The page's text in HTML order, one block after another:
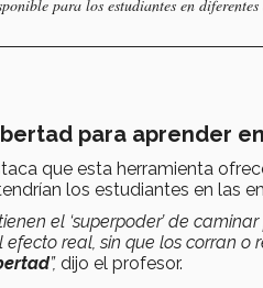
para los estudiantes en
para aprender
que esta herramienta
los estudiantes en las
el ‘superpoder’ de
efecto real, sin que los corran
”, dijo el profesor.